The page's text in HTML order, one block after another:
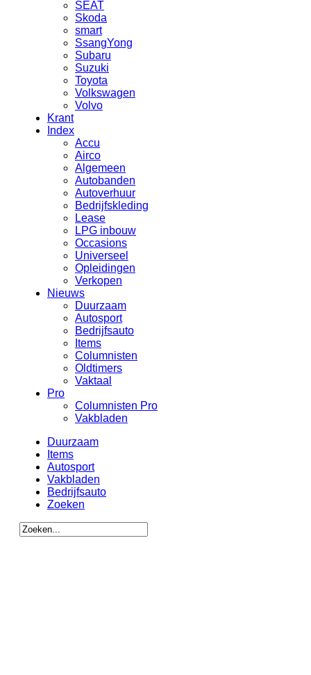
SEAT
Skoda
smart
SsangYong
Subaru
Suzuki
Toyota
Volkswagen
Volvo
Krant
Index
Accu
Airco
Algemeen
Autobanden
Autoverhuur
Bedrijfskleding
Lease
LPG inbouw
Occasions
Universeel
Opleidingen
Verkopen
Nieuws
Duurzaam
Autosport
Bedrijfsauto
Items
Columnisten
Oldtimers
Vaktaal
Pro
Columnisten Pro
Vakbladen
Duurzaam
Items
Autosport
Vakbladen
Bedrijfsauto
Zoeken